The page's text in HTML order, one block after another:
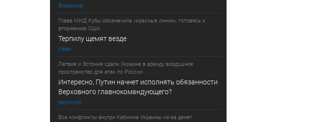
Владимир
Глава МИД Кубы обозначила «красные линии», готовясь к
вторжению США
Терпилу щемят везде
Иван
Латвия и Эстония сдали Украине в аренду воздушное
пространство для атак по России
Интересно, Путин начнет исполнять обязанности
Верховного главнокомандующего?
ярусский
Все конфликты внутри Кабмина Украины из-за денег